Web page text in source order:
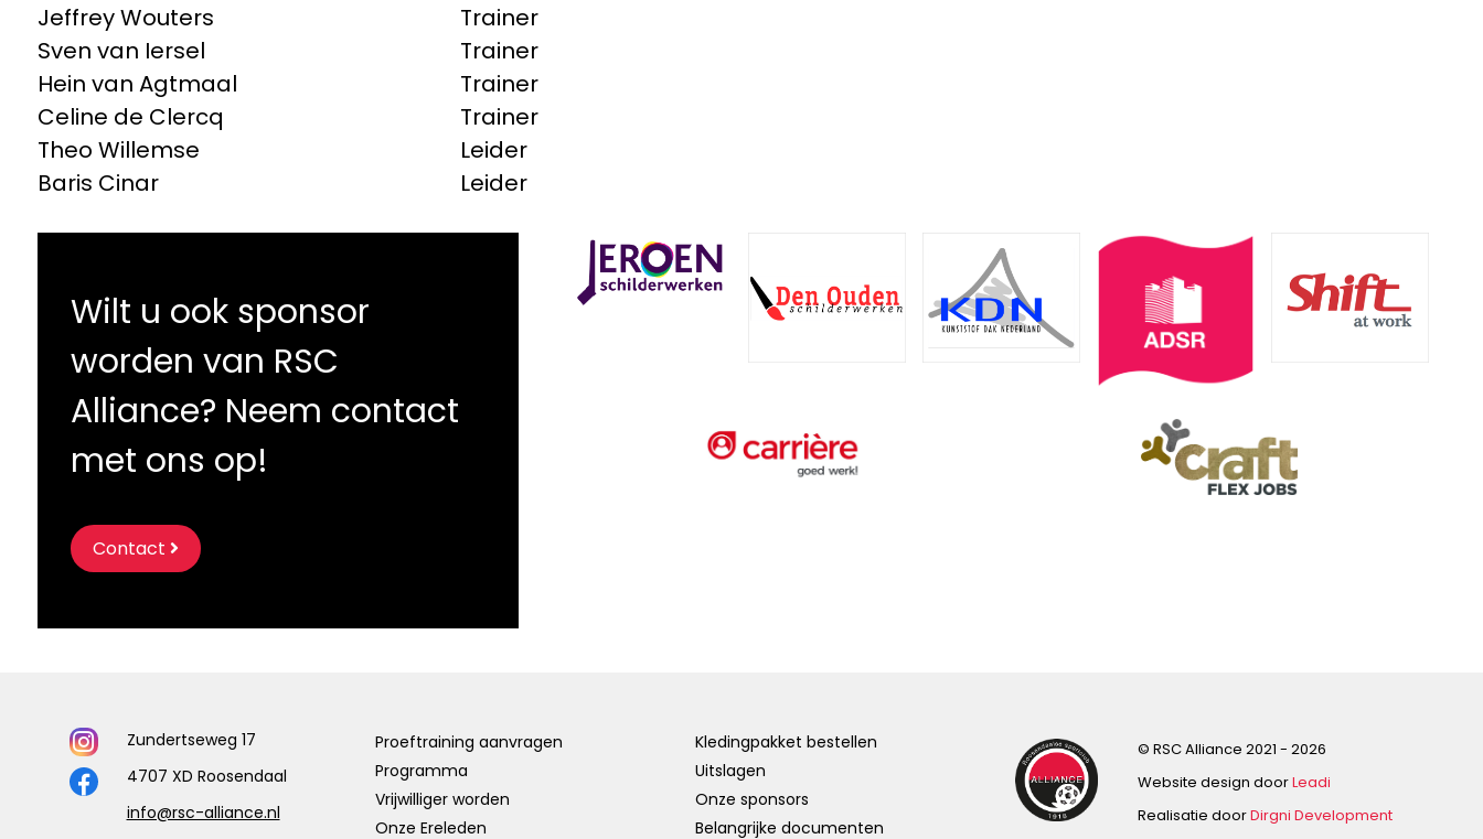
Jeffrey Wouters
Trainer
Sven van Iersel
Trainer
Hein van Agtmaal
Trainer
Celine de Clercq
Trainer
Theo Willemse
Leider
Baris Cinar
Leider
Wilt u ook sponsor
worden van RSC
Alliance? Neem contact
met ons op!
Contact
Zundertseweg 17
4707 XD Roosendaal
info@rsc-alliance.nl
Proeftraining aanvragen
Kledingpakket bestellen
Programma
Uitslagen
Vrijwilliger worden
Onze sponsors
Onze Ereleden
Belangrijke documenten
© RSC Alliance 2021 - 2026
Website design doorLeadi
Realisatie doorDirgni Development